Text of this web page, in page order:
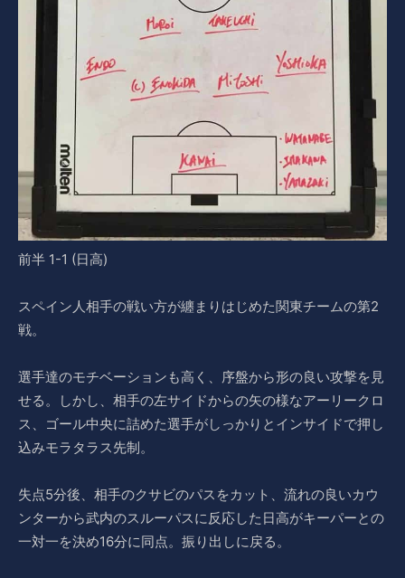
前半 1-1 (日高)
スペイン人相手の戦い方が纏まりはじめた関東チームの第2
戦。
選手達のモチベーションも高く、序盤から形の良い攻撃を見
せる。しかし、相手の左サイドからの矢の様なアーリークロ
ス、ゴール中央に詰めた選手がしっかりとインサイドで押し
込みモラタラス先制。
失点5分後、相手のクサビのパスをカット、流れの良いカウ
ンターから武内のスルーパスに反応した日高がキーパーとの
一対一を決め16分に同点。振り出しに戻る。